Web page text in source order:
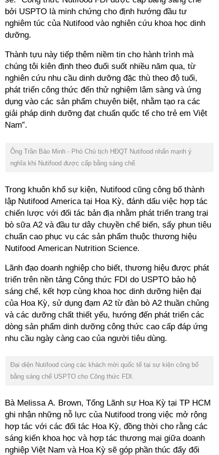
bởi USPTO là minh chứng cho định hướng đầu tư
nghiêm túc của Nutifood vào nghiên cứu khoa học dinh
chúng tôi kiên định theo đuổi suốt nhiều năm qua, từ
nghiên cứu nhu cầu dinh dưỡng đặc thù theo độ tuổi,
phát triển công thức đến thử nghiệm lâm sàng và ứng
dụng vào các sản phẩm chuyên biệt, nhằm tạo ra các
giải pháp dinh dưỡng đạt chuẩn quốc tế cho trẻ em Việt
Ông Trần Bảo Minh - Phó Chủ tịch HĐQT Nutifood nhấn mạnh ý
Trong khuôn khổ sự kiện, Nutifood cũng công bố thành
lập Nutifood America tại Hoa Kỳ, đánh dấu việc hợp tác
chiến lược với đối tác bản địa nhằm phát triển trang trại
bò sữa A2 và đầu tư dây chuyền chế biến, sấy phun tiêu
chuẩn cao phục vụ các sản phẩm thuộc thương hiệu
triển trên nền tảng Công thức FDI do USPTO bảo hộ
sáng chế, kết hợp cùng khoa học dinh dưỡng hiện đại
của Hoa Kỳ, sử dụng đạm A2 từ đàn bò A2 thuần chủng
và các dưỡng chất thiết yếu, hướng đến phát triển các
dòng sản phẩm dinh dưỡng công thức cao cấp đáp ứng
Đại diện Nutifood cùng các khách mời quốc tế tại sự kiện công bố
ghi nhận những nỗ lực của Nutifood trong việc mở rộng
hợp tác với các đối tác Hoa Kỳ, đồng thời cho rằng các
sáng kiến khoa học và hợp tác thương mại giữa doanh
nghiệp Việt Nam và Hoa Kỳ sẽ góp phần thúc đẩy đổi